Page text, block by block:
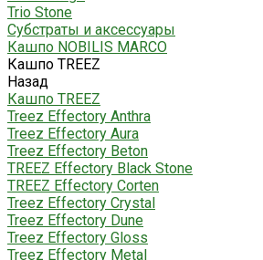
Trio Stone
Субстраты и аксессуары
Кашпо NOBILIS MARCO
Кашпо TREEZ
Назад
Кашпо TREEZ
Treez Effectory Anthra
Treez Effectory Aura
Treez Effectory Beton
TREEZ Effectory Black Stone
TREEZ Effectory Corten
Treez Effectory Crystal
Treez Effectory Dune
Treez Effectory Gloss
Treez Effectory Metal